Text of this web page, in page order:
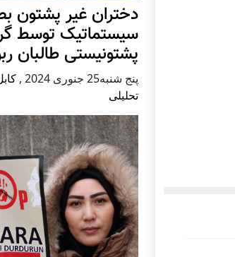
دختران غیر پشتون
سیستماتیک توسط
پشتونیستی طالبان
پنج شنبه25 جنوری 2024 ,
تحلیلی